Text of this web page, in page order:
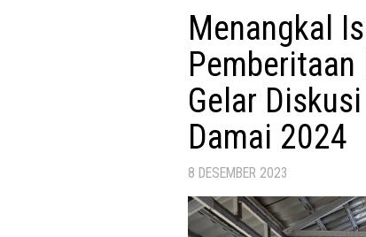
Menangkal
Pemberitaan
Gelar
Damai 2024
8 DESEMBER 2023